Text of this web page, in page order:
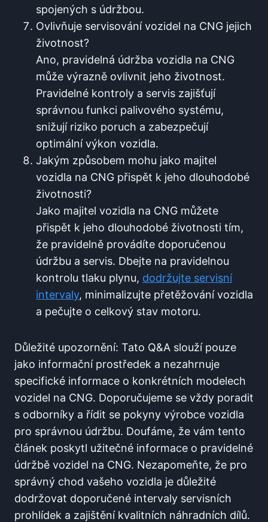
spojených s údržbou.
Ovlivňuje servisování vozidel na CNG jejich
životnost?
Ano, pravidelná údržba vozidla na CNG
může výrazně ovlivnit jeho životnost.
Pravidelné kontroly a servis zajišťují
správnou funkci palivového systému,
snižují riziko poruch a zabezpečují
optimální výkon vozidla.
Jakým způsobem mohu jako majitel
vozidla na CNG přispět k jeho dlouhodobé
životnosti?
Jako majitel vozidla na CNG můžete
přispět k jeho dlouhodobé životnosti tím,
že pravidelně provádíte doporučenou
údržbu a servis. Dbejte na pravidelnou
kontrolu tlaku plynu, dodržujte servisní
intervaly, minimalizujte přetěžování vozidla
a pečujte o celkový stav motoru.
Důležité upozornění: Tato Q&A slouží pouze
jako informační prostředek a nezahrnuje
specifické informace o konkrétních modelech
vozidel na CNG. Doporučujeme se vždy poradit
s odborníky a řídit se pokyny výrobce vozidla
pro správnou údržbu. Doufáme, že vám tento
článek poskytl užitečné informace o pravidelné
údržbě vozidel na CNG. Nezapomeňte, že pro
správný chod vašeho vozidla je důležité
dodržovat doporučené intervaly servisních
prohlídek a zajištění kvalitních náhradních dílů.